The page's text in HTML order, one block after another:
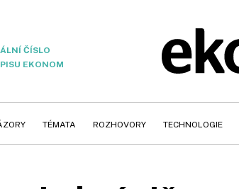
ČÍSLO
EKONOM
TÉMATA ROZHOVORY TECHNOLOGIE